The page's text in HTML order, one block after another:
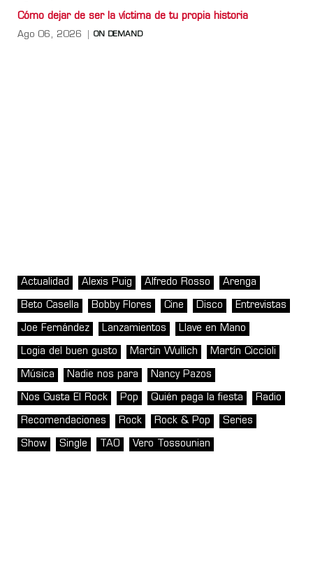
Cómo dejar de ser la víctima de tu propia historia
Ago 06, 2026 ON DEMAND
Actualidad Alexis Puig Alfredo Rosso Arenga
Beto Casella Bobby Flores Cine Disco Entrevistas
Joe Fernández Lanzamientos Llave en Mano
Logia del buen gusto Martin Wullich Martín Ciccioli
Música Nadie nos para Nancy Pazos
Nos Gusta El Rock Pop Quién paga la fiesta Radio
Recomendaciones Rock Rock & Pop Series
Show Single TAO Vero Tossounian